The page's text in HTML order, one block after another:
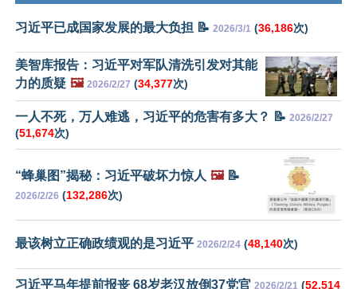
习近平已成国家发展的最大负担 📝 2026/3/1 (36,186次)
美智库报告：习近平对军队清洗引发对其能
力的质疑 🖼️ 2026/2/27 (34,377次)
一人不死，万人难逃，习近平的危害有多大？ 📝 2026/2/27
(51,674次)
“蜂巢图”揭秘：习近平破坏力惊人 🖼️📝
2026/2/26 (132,286次)
最该树立正确政绩观的是习近平 2026/2/24 (48,140次)
习近平马年提前报丧 68岁老汉放倒37党官 2026/2/21 (52,514